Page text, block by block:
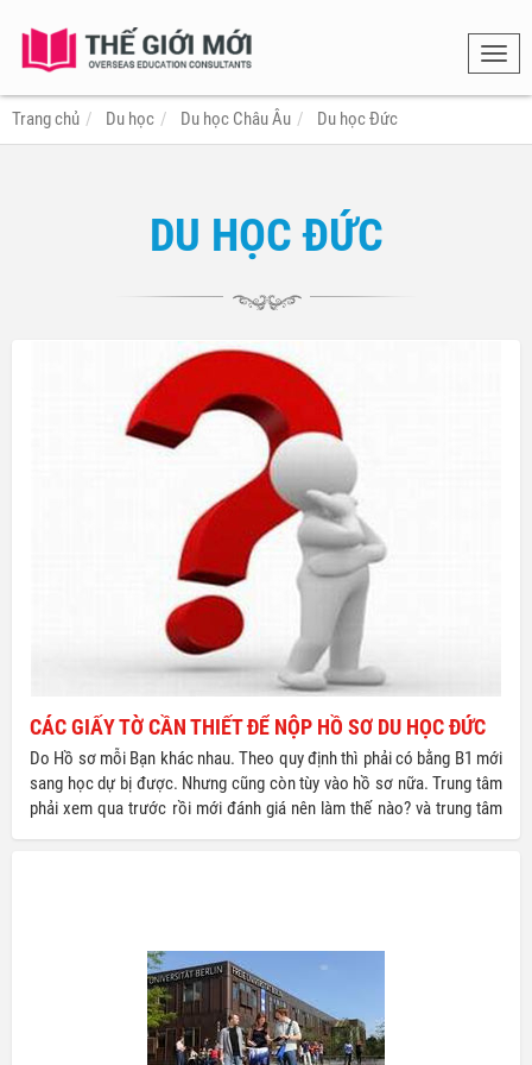
Trang chủ
Du học Du học Châu Âu Du học Đức
DU HỌC ĐỨC
CÁC GIẤY TỜ CẦN THIẾT ĐỂ NỘP HỒ SƠ DU HỌC ĐỨC
Do Hồ sơ mỗi Bạn khác nhau. Theo quy định thì phải có bằng B1 mới
sang học dự bị được. Nhưng cũng còn tùy vào hồ sơ nữa. Trung tâm
phải xem qua trước rồi mới đánh giá nên làm thế nào? và trung tâm